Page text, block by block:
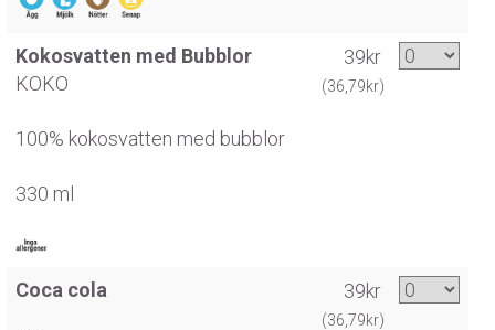
Kokosvatten med Bubblor
KOKO
100% kokosvatten med bubblor
330 ml
39kr
(36,79kr)
Coca cola 39kr
(36,79kr)